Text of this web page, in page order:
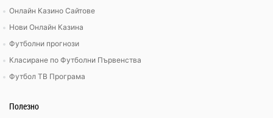
Онлайн Казино Сайтове
Нови Онлайн Казина
Футболни прогнози
Класиране по Футболни Първенства
Футбол ТВ Програма
Полезно